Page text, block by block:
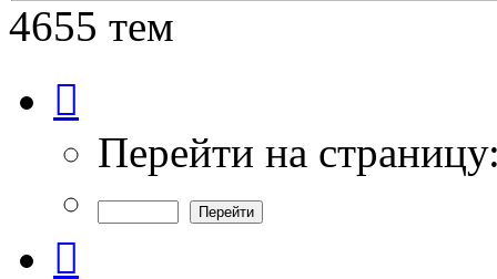
4655 тем
из
Перейти на